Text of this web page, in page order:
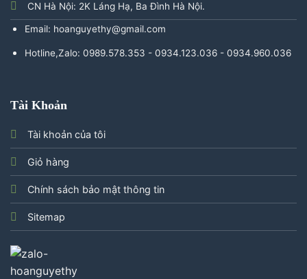
CN Hà Nội: 2K Láng Hạ, Ba Đình Hà Nội.
Email: hoanguyethy@gmail.com
Hotline,Zalo: 0989.578.353 - 0934.123.036 - 0934.960.036
Tài Khoản
Tài khoản của tôi
Giỏ hàng
Chính sách bảo mật thông tin
Sitemap